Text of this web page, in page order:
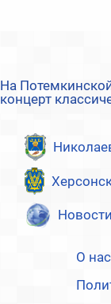
На
концерт
О нас